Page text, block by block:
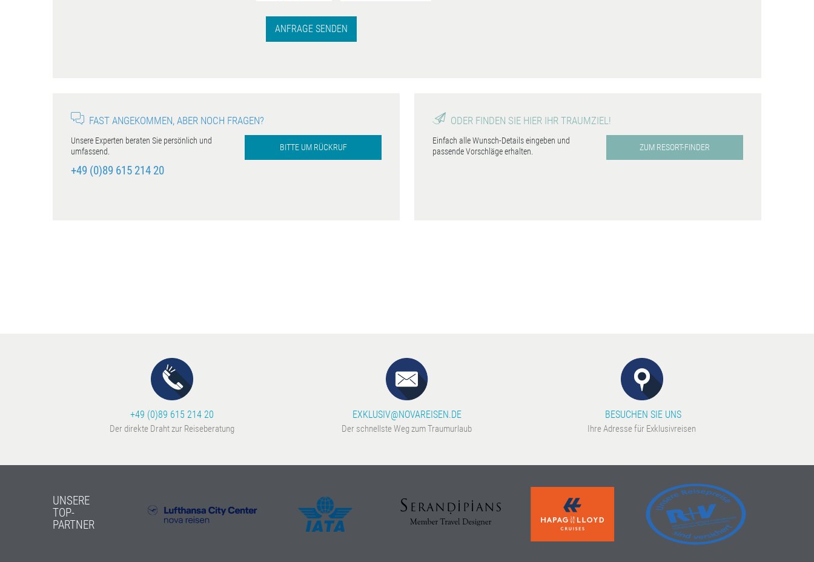
ANFRAGE SENDEN
FAST ANGEKOMMEN, ABER NOCH FRAGEN?
Unsere Experten beraten Sie persönlich und
umfassend.
+49 (0)89 615 214 20
BITTE UM RÜCKRUF
ODER FINDEN SIE HIER IHR TRAUMZIEL!
Einfach alle Wunsch-Details eingeben und
passende Vorschläge erhalten.
ZUM RESORT-FINDER
+49 (0)89 615 214 20
Der direkte Draht zur Reiseberatung
EXKLUSIV@NOVAREISEN.DE
Der schnellste Weg zum Traumurlaub
BESUCHEN SIE UNS
Ihre Adresse für Exklusivreisen
UNSERE
TOP-
PARTNER